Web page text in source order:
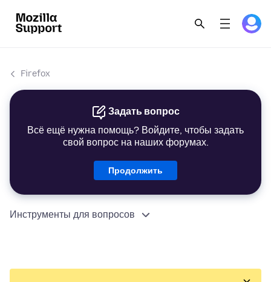
Firefox
Задать вопрос
Всё ещё нужна помощь? Войдите, чтобы задать
свой вопрос на наших форумах.
Продолжить
Инструменты для вопросов